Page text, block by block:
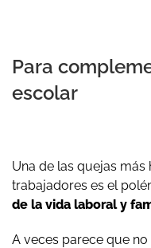
Para
escolar
Una de las quejas
trabajadores es el
de la vida laboral y
A veces parece que